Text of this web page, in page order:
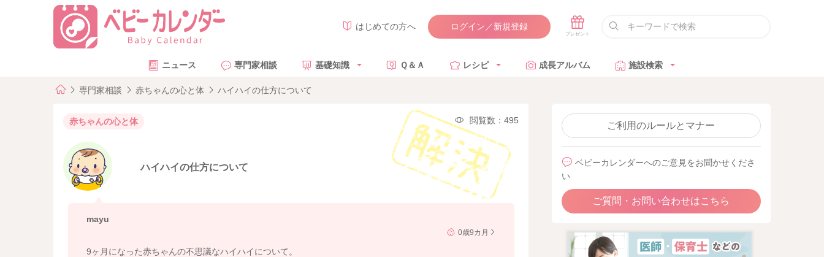
はじめての方へ ログイン／新規登録
ニュース 専門家相談 基礎知識 Ｑ＆Ａ レシピ 成長アルバム 施設検索
専門家相談 赤ちゃんの心と体 ハイハイの仕方について
赤ちゃんの心と体 閲覧数：495
ハイハイの仕方について
mayu
0歳9カ月
9ヶ月になった赤ちゃんの不思議なハイハイについて。
ご利用のルールとマナー
ベビーカレンダーへのご意見をお聞かせくださ
い
ご質問・お問い合わせはこちら